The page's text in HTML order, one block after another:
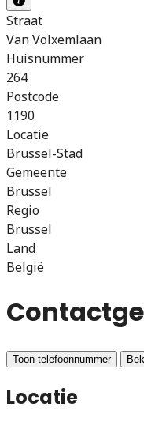
Straat
Van Volxemlaan
Huisnummer
264
Postcode
1190
Locatie
Brussel-Stad
Gemeente
Brussel
Regio
Brussel
Land
België
Toon telefoonnummer
Locatie